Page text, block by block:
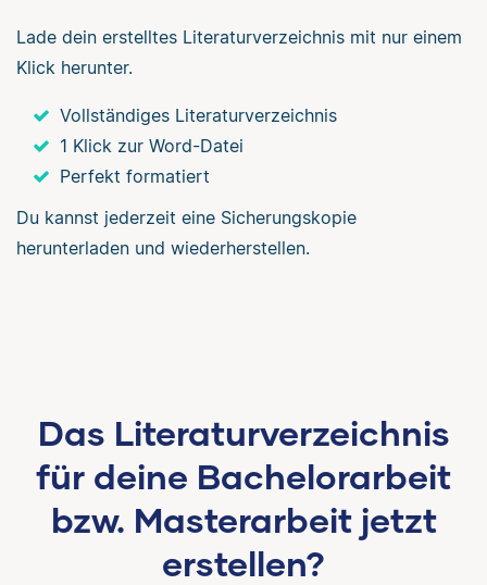
Lade dein erstelltes Literaturverzeichnis mit nur einem
Klick herunter.
Vollständiges Literaturverzeichnis
1 Klick zur Word-Datei
Perfekt formatiert
Du kannst jederzeit eine Sicherungskopie
herunterladen und wiederherstellen.
Das Literaturverzeichnis
für deine Bachelorarbeit
bzw. Masterarbeit jetzt
erstellen?